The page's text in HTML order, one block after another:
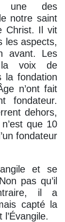
une des
notre saint
Christ. Il vit
les aspects,
avant. Les
la voix de
la fondation
n’ont fait
fondateur.
dehors,
que 10
fondateur
et se
pas qu’il
il a
capté la